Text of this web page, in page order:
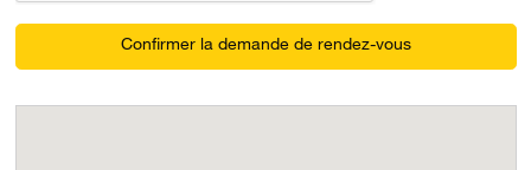
Confirmer la demande de rendez-vous